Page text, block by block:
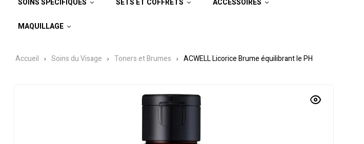
SOINS SPÉCIFIQUES SETS ET COFFRETS ACCESSOIRES
MAQUILLAGE
Accueil Soins du Visage Toners et Brumes ACWELL Licorice Brume équilibrant le PH